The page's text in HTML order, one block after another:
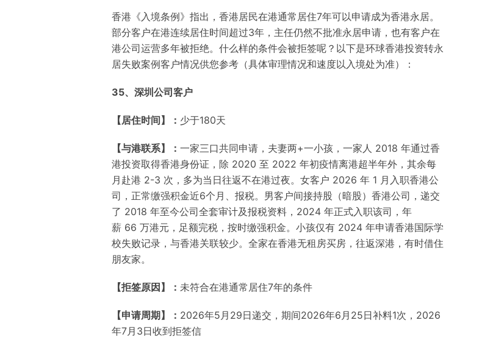
香港《入境条例》指出，香港居民在港通常居住7年可以申请成为香港永居。
部分客户在港连续居住时间超过3年，主任仍然不批准永居申请，也有客户在
港公司运营多年被拒绝。什么样的条件会被拒签呢？以下是环球香港投资转永
居失败案例客户情况供您参考（具体审理情况和速度以入境处为准）：
35、 深圳公司客户
【居住时间】： 少于180天
【与港联系】： 一家三口共同申请， 夫妻两+一小孩，一家人 2018 年通过香
港投资取得香港身份证，除 2020 至 2022 年初疫情离港超半年外，其余每
月赴港 2-3 次，多为当日往返不在港过夜。 女客户 2026 年 1 月入职香港公
司，正常缴强积金近6个月 、报税。男客户间接持股 （暗股） 香港公司，递交
了 2018 年至今公司全套审计及报税资料 ， 2024 年正式入职该司，年
薪 66 万港元，足额完税，按时缴强积金。 小孩仅有 2024 年申请香港国际学
校失败记录，与香港关联较少。全家在香港无租房买房，往返深港，有时借住
朋友家。
【拒签原因】： 未符合在港通常居住7年的条件
【申请周期】： 2026年5月29日递交，期间2026年6月25日补料1次，2026
年7月3日收到拒签信